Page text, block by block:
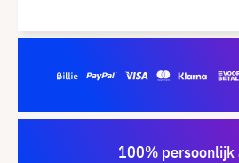
100% persoonlijk